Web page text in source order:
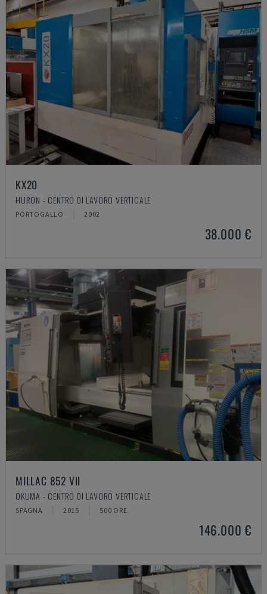
KX20
HURON - CENTRO DI LAVORO VERTICALE
PORTOGALLO 2002
38.000 €
MILLAC 852 VII
OKUMA - CENTRO DI LAVORO VERTICALE
SPAGNA 2015 500 ORE
146.000 €